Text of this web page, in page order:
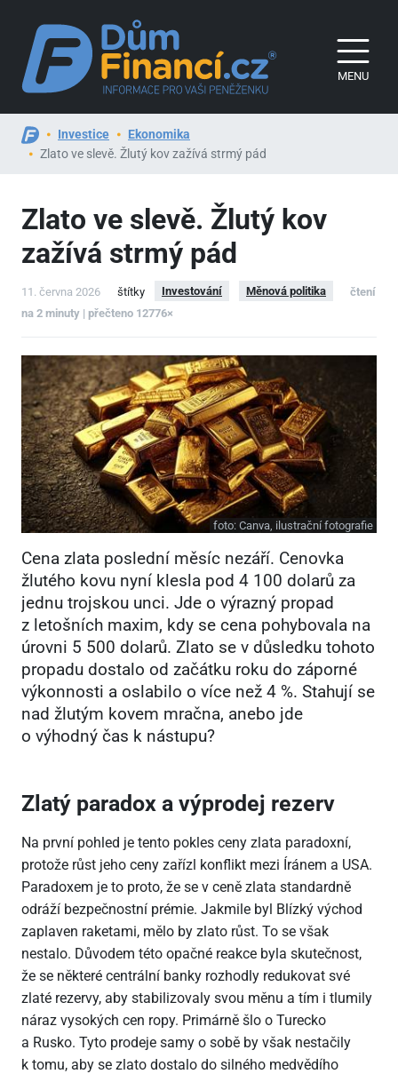
MENU
Investice
Ekonomika
Zlato ve slevě. Žlutý kov zažívá strmý pád
Zlato ve slevě. Žlutý kov
zažívá strmý pád
11. června 2026 štítky Investování Měnová politika
čtení
na 2 minuty | přečteno 12776×
foto: Canva, ilustrační fotografie
Cena zlata poslední měsíc nezáří. Cenovka
žlutého kovu nyní klesla pod 4 100 dolarů za
jednu trojskou unci. Jde o výrazný propad
z letošních maxim, kdy se cena pohybovala na
úrovni 5 500 dolarů. Zlato se v důsledku tohoto
propadu dostalo od začátku roku do záporné
výkonnosti a oslabilo o více než 4 %. Stahují se
nad žlutým kovem mračna, anebo jde
o výhodný čas k nástupu?
Zlatý paradox a výprodej rezerv
Na první pohled je tento pokles ceny zlata paradoxní,
protože růst jeho ceny zařízl konflikt mezi Íránem a USA.
Paradoxem je to proto, že se v ceně zlata standardně
odráží bezpečnostní prémie. Jakmile byl Blízký východ
zaplaven raketami, mělo by zlato růst. To se však
nestalo. Důvodem této opačné reakce byla skutečnost,
že se některé centrální banky rozhodly redukovat své
zlaté rezervy, aby stabilizovaly svou měnu a tím i tlumily
náraz vysokých cen ropy. Primárně šlo o Turecko
a Rusko. Tyto prodeje samy o sobě by však nestačily
k tomu, aby se zlato dostalo do silného medvědího